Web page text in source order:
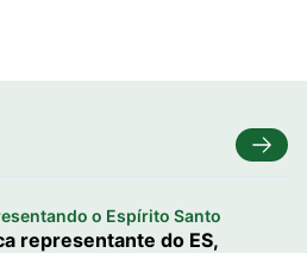
o Espírito Santo
representante do ES,